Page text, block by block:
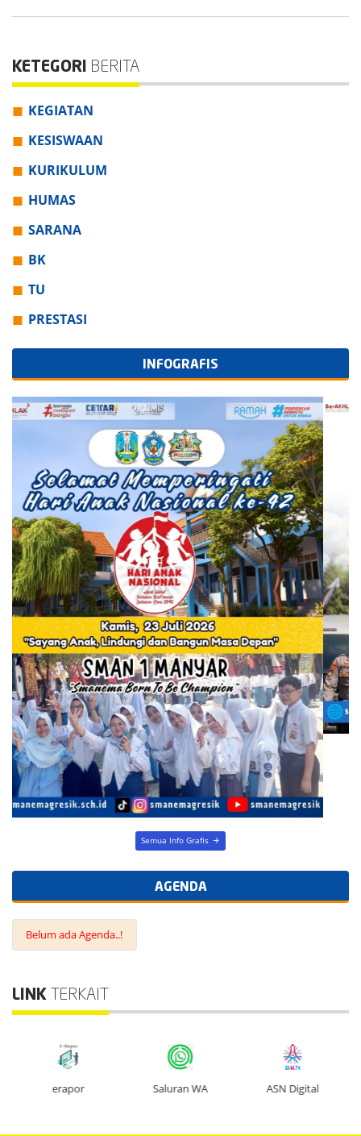
KETEGORI BERITA
KEGIATAN
KESISWAAN
KURIKULUM
HUMAS
SARANA
BK
TU
PRESTASI
INFOGRAFIS
Semua Info Grafis
AGENDA
erapor
SMAN 1 MANYAR
Jl. Kayu Raya Perum Pongangan Indah Manyar. Kabupaten Gresik, Provinsi: